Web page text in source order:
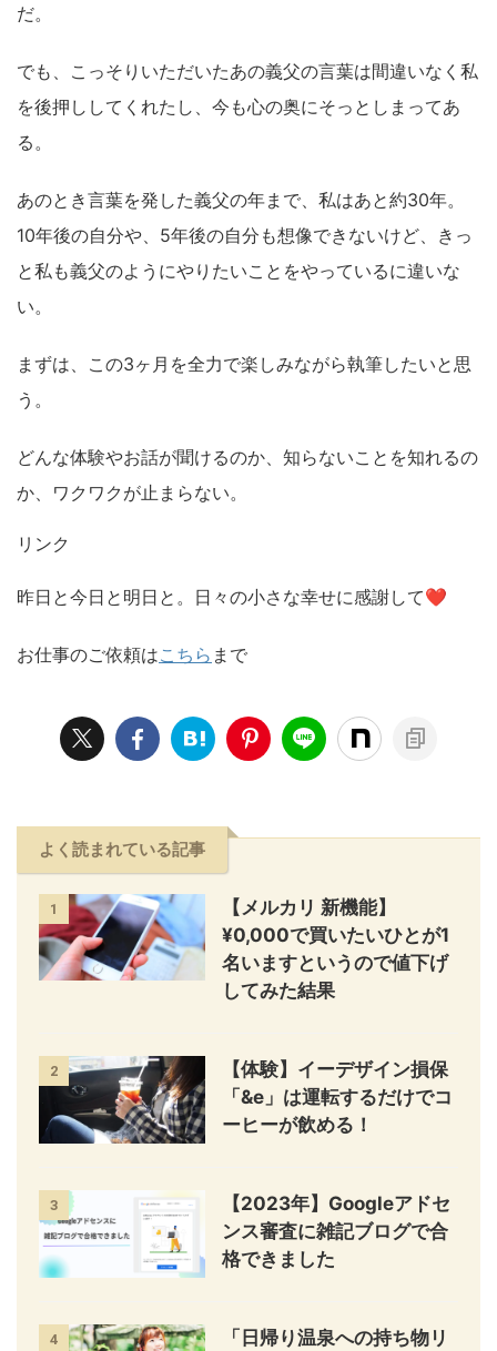
だ。
でも、こっそりいただいたあの義父の言葉は間違いなく私
を後押ししてくれたし、今も心の奥にそっとしまってあ
る。
あのとき言葉を発した義父の年まで、私はあと約30年。
10年後の自分や、5年後の自分も想像できないけど、きっ
と私も義父のようにやりたいことをやっているに違いな
い。
まずは、この3ヶ月を全力で楽しみながら執筆したいと思
う。
どんな体験やお話が聞けるのか、知らないことを知れるの
か、ワクワクが止まらない。
リンク
昨日と今日と明日と。日々の小さな幸せに感謝して❤️
お仕事のご依頼はこちら まで
よく読まれている記事
1
【メルカリ 新機能】
¥0,000で買いたいひとが1
名いますというので値下げ
してみた結果
2
【体験】イーデザイン損保
「&e」は運転するだけでコ
ーヒーが飲める！
3
【2023年】Googleアドセ
ンス審査に雑記ブログで合
格できました
4
「日帰り温泉への持ち物リ